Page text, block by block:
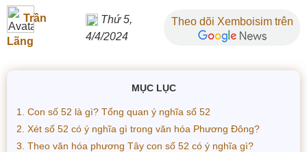
Trần
Lãng
Thứ 5,
4/4/2024
Theo dõi Xemboisim trên
MỤC LỤC
1. Con số 52 là gì? Tổng quan ý nghĩa số 52
2. Xét số 52 có ý nghĩa gì trong văn hóa Phương Đông?
3. Theo văn hóa phương Tây con số 52 có ý nghĩa gì?